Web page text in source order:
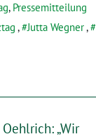
, Pressemitteilung
, Jutta Wegner,
„Wir